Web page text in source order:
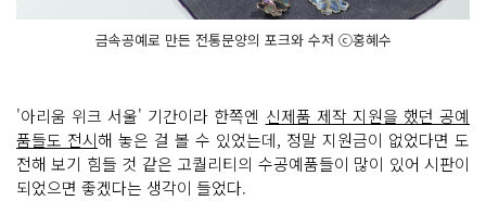
금속공예로 만든 전통문양의 포크와 수저 ⓒ홍혜수
'아리움 위크 서울' 기간이라 한쪽엔 신제품 제작 지원을 했던 공예
품들도 전시해 놓은 걸 볼 수 있었는데, 정말 지원금이 없었다면 도
전해 보기 힘들 것 같은 고퀄리티의 수공예품들이 많이 있어 시판이
되었으면 좋겠다는 생각이 들었다.